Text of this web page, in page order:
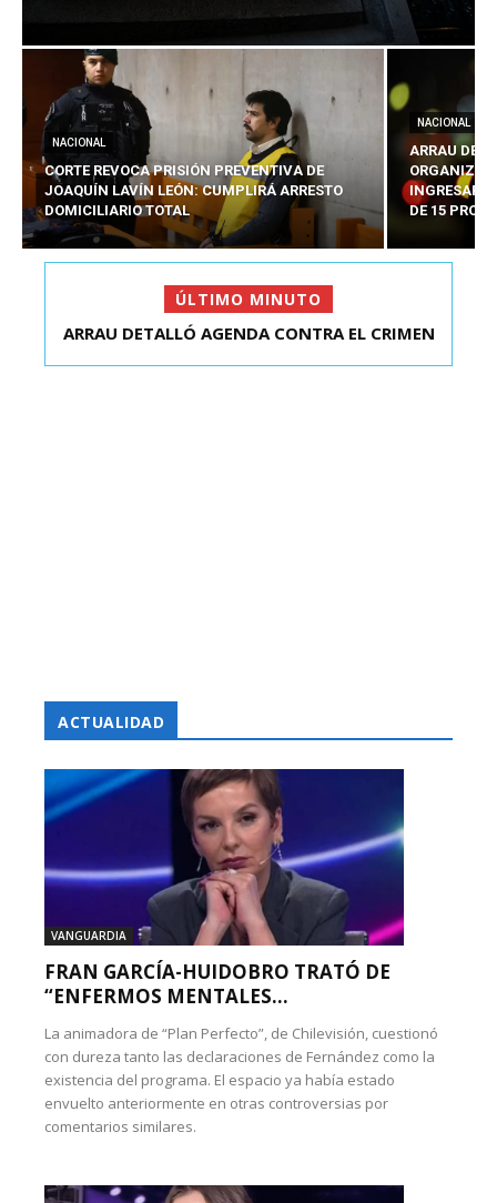
NACIONAL
CORTE REVOCA PRISIÓN PREVENTIVA DE
JOAQUÍN LAVÍN LEÓN: CUMPLIRÁ ARRESTO
DOMICILIARIO TOTAL
NACIONAL
ARRAU
INGRESARÁ
DE 15
ÚLTIMO MINUTO
ARRAU DETALLÓ AGENDA CONTRA EL CRIMEN
ACTUALIDAD
VANGUARDIA
FRAN GARCÍA-HUIDOBRO TRATÓ DE
“ENFERMOS MENTALES...
La animadora de “Plan Perfecto”, de Chilevisión, cuestionó
con dureza tanto las declaraciones de Fernández como la
existencia del programa. El espacio ya había estado
envuelto anteriormente en otras controversias por
comentarios similares.